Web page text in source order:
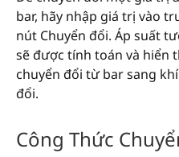
bar, hãy nhập giá trị vào
nút Chuyển đổi. Áp suất
sẽ được tính toán và hiển
chuyển đổi từ bar sang
đổi.
Công Thức